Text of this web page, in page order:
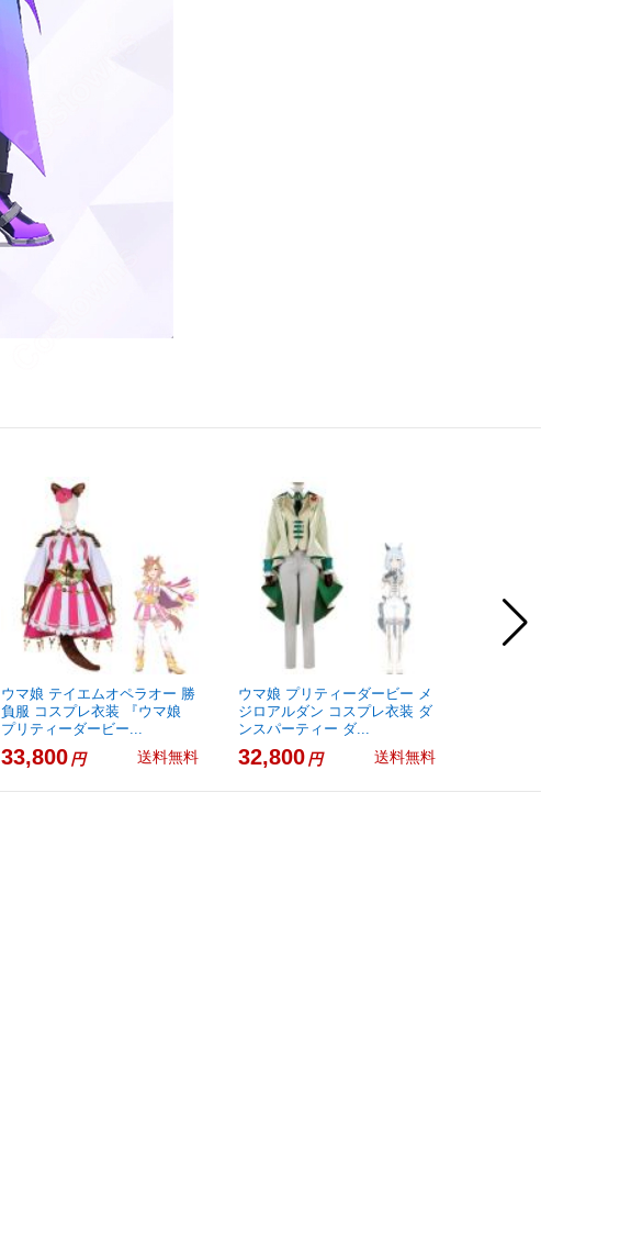
ウマ娘 テイエムオペラオー 勝
負服 コスプレ衣装 『ウマ娘
プリティーダービー...
33,800円 送料無料
ウマ娘 プリティーダービー メ
ジロアルダン コスプレ衣装 ダ
ンスパーティー ダ...
32,800円 送料無料